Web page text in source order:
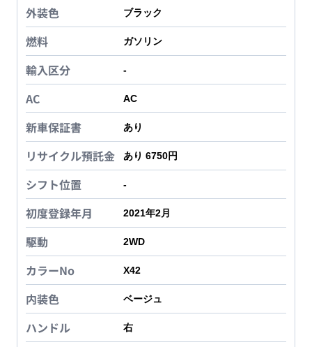
外装色 ブラック
燃料 ガソリン
輸入区分 -
AC AC
新車保証書 あり
リサイクル預託金 あり 6750円
シフト位置 -
初度登録年月 2021年2月
駆動 2WD
カラーNo X42
内装色 ベージュ
ハンドル 右